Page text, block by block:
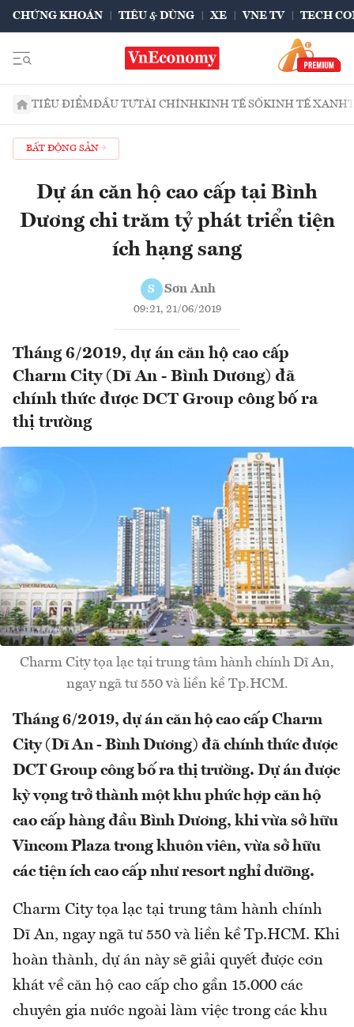
CHỨNG KHOÁN TIÊU & DÙNG XE VNE TV TECH
TIÊU ĐIỂMĐẦU TƯTÀI CHÍNHKINH TẾ SỐKINH TẾ XANH
BẤT ĐỘNG SẢN
Dự án căn hộ cao cấp tại Bình
Dương chi trăm tỷ phát triển tiện
ích hạng sang
S Sơn Anh
09:21, 21/06/2019
Tháng 6/2019, dự án căn hộ cao cấp
Charm City (Dĩ An - Bình Dương) đã
chính thức được DCT Group công bố ra
thị trường
Charm City tọa lạc tại trung tâm hành chính Dĩ An,
ngay ngã tư 550 và liền kề Tp.HCM.
Tháng 6/2019, dự án căn hộ cao cấp Charm
City (Dĩ An - Bình Dương) đã chính thức được
DCT Group công bố ra thị trường. Dự án được
kỳ vọng trở thành một khu phức hợp căn hộ
cao cấp hàng đầu Bình Dương, khi vừa sở hữu
Vincom Plaza trong khuôn viên, vừa sở hữu
các tiện ích cao cấp như resort nghỉ dưỡng.
Charm City tọa lạc tại trung tâm hành chính
Dĩ An, ngay ngã tư 550 và liền kề Tp.HCM. Khi
hoàn thành, dự án này sẽ giải quyết được cơn
khát về căn hộ cao cấp cho gần 15.000 các
chuyên gia nước ngoài làm việc trong các khu